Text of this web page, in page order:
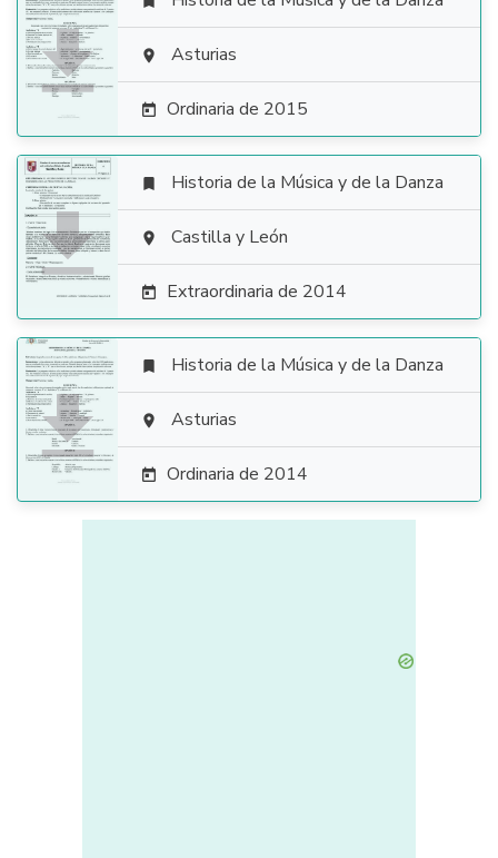
  Asturias
 Ordinaria de 2015

 Historia de la Música y de la Danza
 Castilla y León
 Extraordinaria de 2014

 Historia de la Música y de la Danza
 Asturias
 Ordinaria de 2014